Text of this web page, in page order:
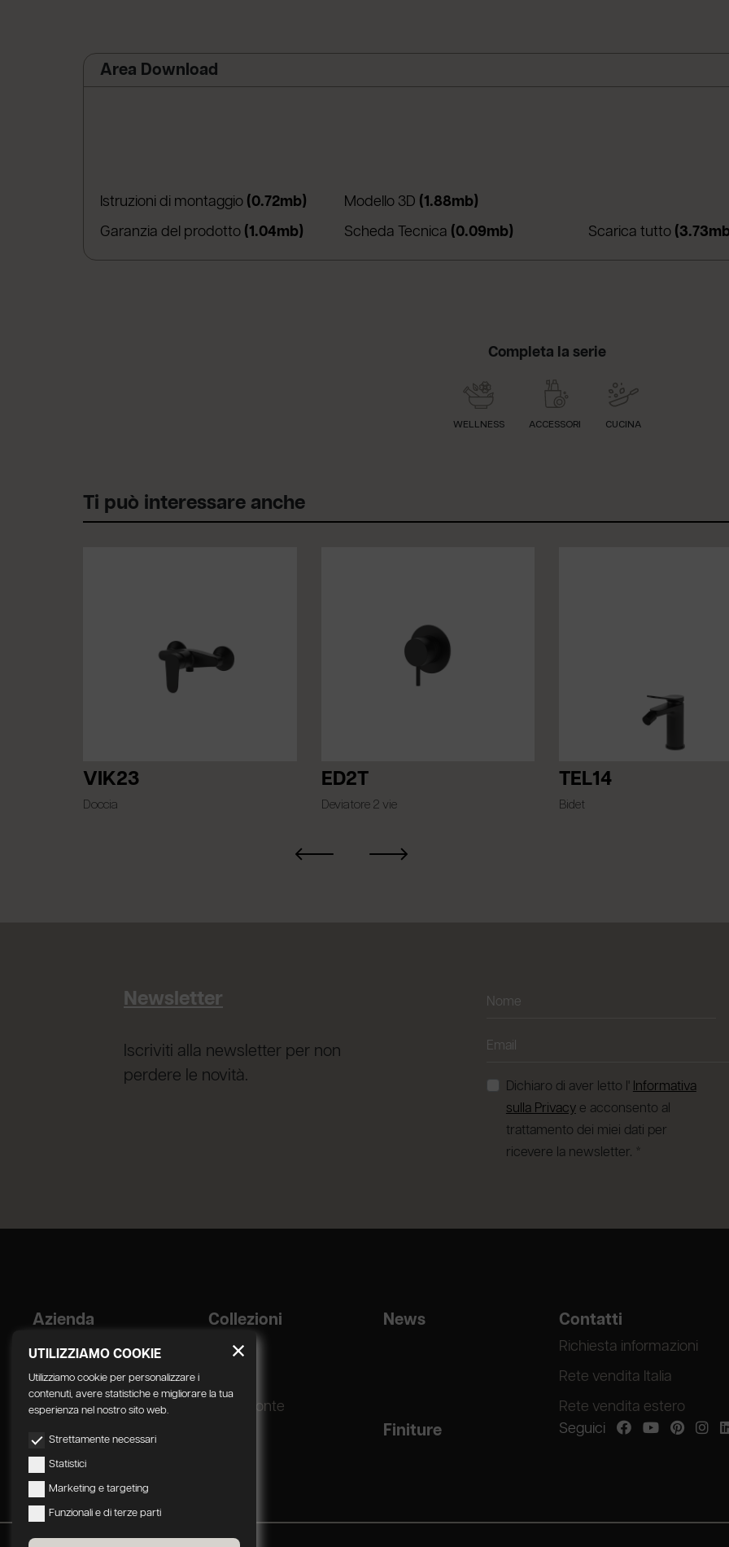
Area Download
Istruzioni di montaggio (0.72mb) (apre in una nuova scheda)
Garanzia del prodotto (1.04mb) (apre in una nuova scheda)
Modello 3D (1.88mb)
Scheda Tecnica (0.09mb) (apre in una nuova scheda)
Scarica tutto
Completa la serie
WELLNESS ACCESSORI CUCINA
Ti può interessare anche
VIK23
Doccia
ED2T
Deviatore 2 vie
TEL14
Bidet
Newsletter
Iscriviti alla newsletter per non
perdere le novità.
Dichiaro di aver letto l' Informativa
sulla Privacye acconsento al
trattamento dei miei dati per
ricevere la newsletter. *
Azienda
Designer
Corporate
Processo Produttivo
Collezioni
Geda
Radomonte
News
Finiture
Contatti
Richiesta informazioni
Rete vendita Italia
Rete vendita estero
Seguici
UTILIZZIAMO COOKIE
Utilizziamo cookie per personalizzare i
contenuti, avere statistiche e migliorare la tua
esperienza nel nostro sito web.
Strettamente necessari
Statistici
Marketing e targeting
Funzionali e di terze parti